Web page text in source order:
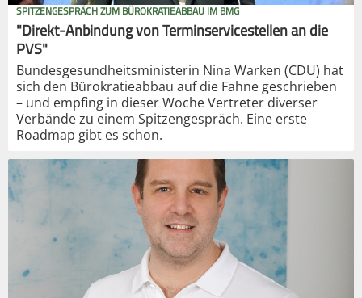
SPITZENGESPRÄCH ZUM BÜROKRATIEABBAU IM BMG
"Direkt-Anbindung von Terminservicestellen an die
PVS"
Bundesgesundheitsministerin Nina Warken (CDU) hat
sich den Bürokratieabbau auf die Fahne geschrieben
– und empfing in dieser Woche Vertreter diverser
Verbände zu einem Spitzengespräch. Eine erste
Roadmap gibt es schon.